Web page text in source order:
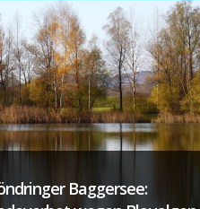
Baggersee: